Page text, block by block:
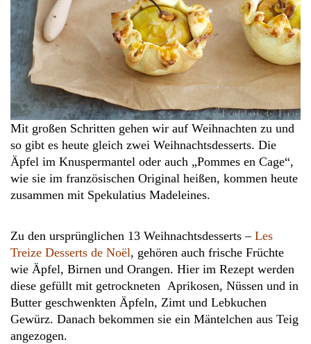
Mit großen Schritten gehen wir auf Weihnachten zu und
so gibt es heute gleich zwei Weihnachtsdesserts. Die
Äpfel im Knuspermantel oder auch „Pommes en Cage“,
wie sie im französischen Original heißen, kommen heute
zusammen mit Spekulatius Madeleines.
Zu den ursprünglichen 13 Weihnachtsdesserts – Les
Treize Desserts de Noël, gehören auch frische Früchte
wie Äpfel, Birnen und Orangen. Hier im Rezept werden
diese gefüllt mit getrockneten Aprikosen, Nüssen und in
Butter geschwenkten Äpfeln, Zimt und Lebkuchen
Gewürz. Danach bekommen sie ein Mäntelchen aus Teig
angezogen.